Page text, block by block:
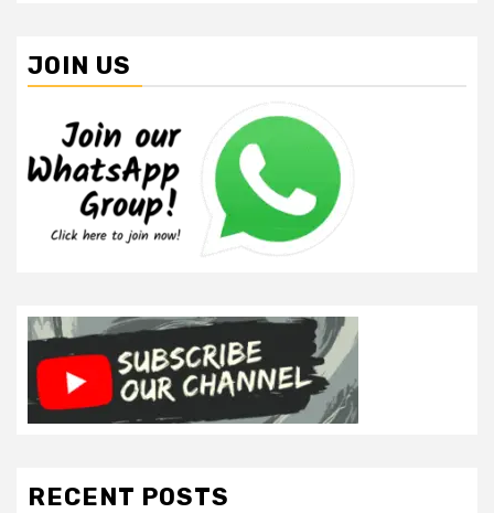
JOIN US
RECENT POSTS